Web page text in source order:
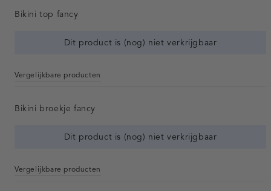
Bikini top fancy
Dit product is (nog) niet verkrijgbaar
Vergelijkbare producten
Bikini broekje fancy
Dit product is (nog) niet verkrijgbaar
Vergelijkbare producten